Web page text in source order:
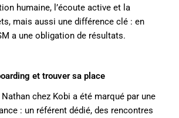
humaine, l’écoute active et la
mais aussi une différence clé : en
a une obligation de résultats.
et trouver sa place
Nathan chez Kobi a été marqué par une
: un référent dédié, des rencontres